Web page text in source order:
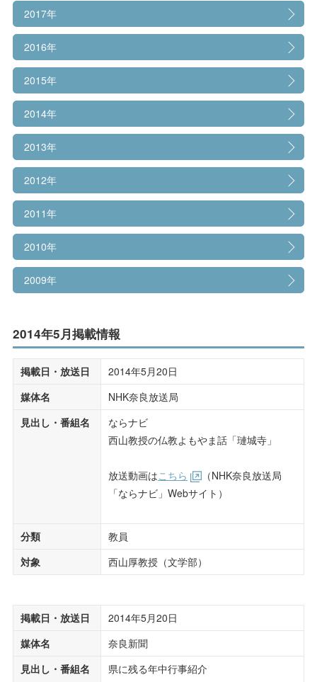
キャンパス紹介
教育への取り組み
情報公開
大学広報
2017年
2016年
2015年
2014年
2013年
2012年
2011年
2010年
2009年
2014年5月掲載情報
掲載日・放送日
2014年5月20日
媒体名
NHK奈良放送局
見出し・番組名
ならナビ
西山教授の仏教よもやま話「璉城寺」
放送動画はこちら
（NHK奈良放送局
「ならナビ」Webサイト）
分類
教員
対象
西山厚教授（文学部）
掲載日・放送日
2014年5月20日
媒体名
奈良新聞
見出し・番組名
県に残る年中行事紹介